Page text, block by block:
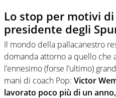
Lo stop per motivi
presidente degli
Il mondo della pallacanestro
domanda attorno a quello che
l’ennesimo (forse l’ultimo)
mani di coach Pop: Victor
lavorato poco più di un anno,